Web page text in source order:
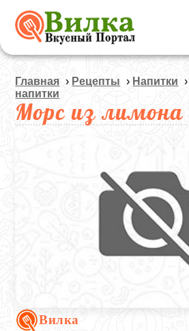
Главная › Рецепты › Напитки ›
напитки
Морс из лимона
Вилка